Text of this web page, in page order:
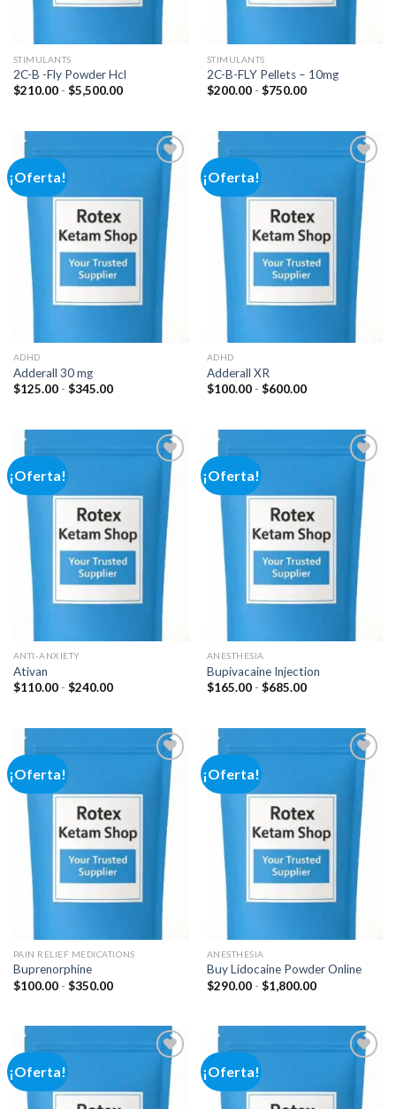
STIMULANTS
2C-B -Fly Powder Hcl
$210.00 - $5,500.00Rango
$210.00
$5,500.00
STIMULANTS
2C-B-FLY Pellets – 10mg
$200.00 - $750.00Rango
$200.00
$750.00
¡Oferta!
Add to
wishlist
ADHD
Adderall 30 mg
$125.00 - $345.00Rango
$125.00
$345.00
¡Oferta!
Add to
wishlist
ADHD
Adderall XR
$100.00 - $600.00Rango
$100.00
$600.00
¡Oferta!
Add to
wishlist
ANTI-ANXIETY
Ativan
$110.00 - $240.00Rango
$110.00
$240.00
¡Oferta!
Add to
wishlist
ANESTHESIA
Bupivacaine Injection
$165.00 - $685.00Rango
$165.00
$685.00
¡Oferta!
Add to
wishlist
PAIN RELIEF MEDICATIONS
Buprenorphine
$100.00 - $350.00Rango
¡Oferta!
Add to
wishlist
ANESTHESIA
Buy Lidocaine Powder Online
$290.00 - $1,800.00Rango
$290.00
$1,800.00
¡Oferta!
Add to
¡Oferta!
Add to